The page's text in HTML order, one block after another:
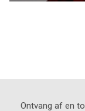
Ontvang af en